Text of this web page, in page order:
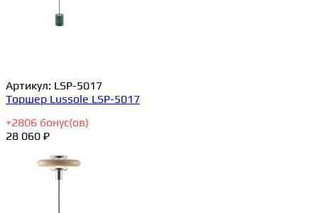
Артикул: LSP-5017
Торшер Lussole LSP-5017
+2806 бонус(ов)
28 060 ₽